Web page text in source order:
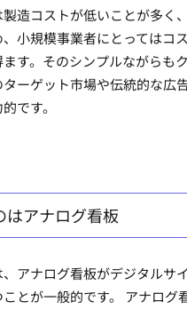
造コストが低いことが多く
小規模事業者にとってはコ
す。そのシンプルながらも
ーゲット市場や伝統的な広
です。
はアナログ看板
アナログ看板がデジタルサ
とが一般的です。 アナログ